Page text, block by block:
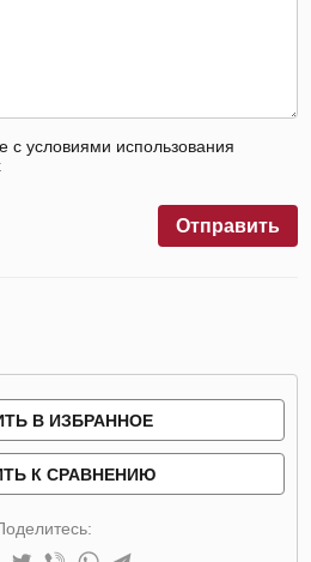
с условиями использования
Отправить
В ИЗБРАННОЕ
К СРАВНЕНИЮ